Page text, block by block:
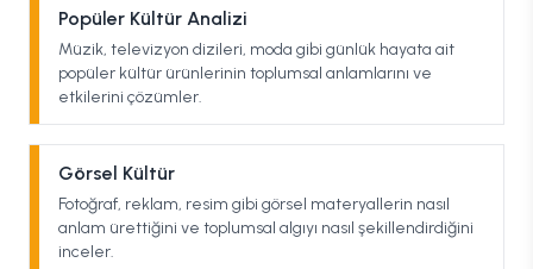
Popüler Kültür Analizi
Müzik, televizyon dizileri, moda gibi günlük hayata ait
popüler kültür ürünlerinin toplumsal anlamlarını ve
etkilerini çözümler.
Görsel Kültür
Fotoğraf, reklam, resim gibi görsel materyallerin nasıl
anlam ürettiğini ve toplumsal algıyı nasıl şekillendirdiğini
inceler.